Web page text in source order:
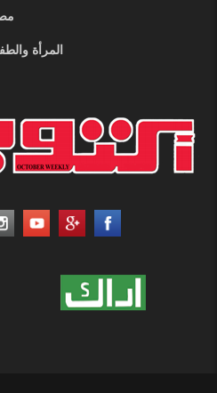
مصر
المرأة والطفل